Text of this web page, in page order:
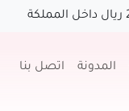
المدونة اتصل بنا